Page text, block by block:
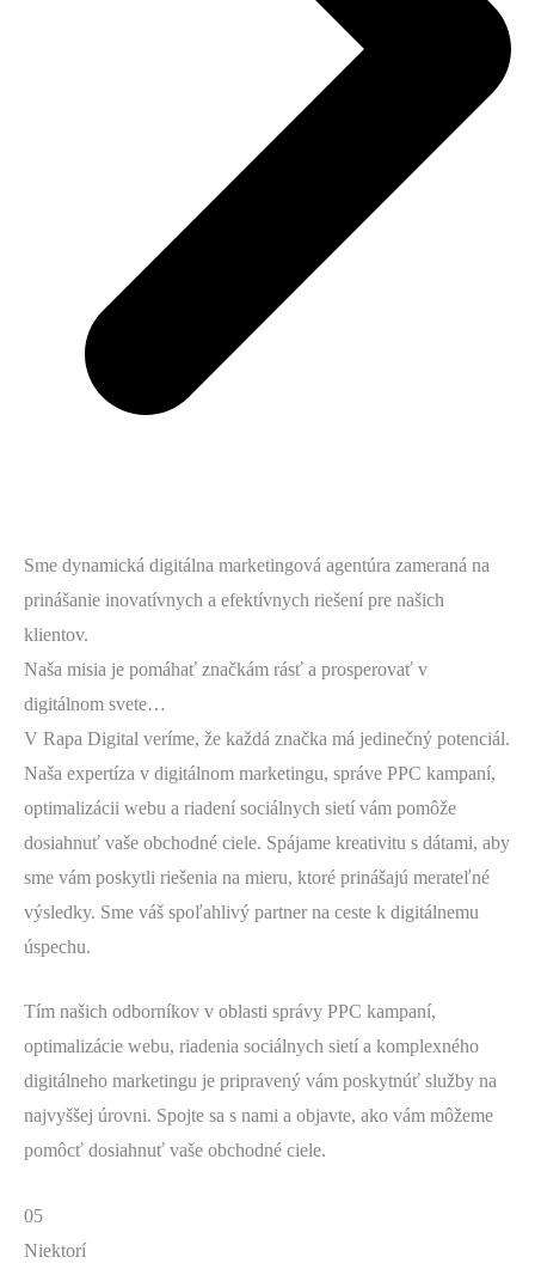
Sme dynamická digitálna marketingová agentúra zameraná na
prinášanie inovatívnych a efektívnych riešení pre našich
klientov.
Naša misia je pomáhať značkám rásť a prosperovať v
digitálnom svete…
V Rapa Digital veríme, že každá značka má jedinečný potenciál.
Naša expertíza v digitálnom marketingu, správe PPC kampaní,
optimalizácii webu a riadení sociálnych sietí vám pomôže
dosiahnuť vaše obchodné ciele. Spájame kreativitu s dátami, aby
sme vám poskytli riešenia na mieru, ktoré prinášajú merateľné
výsledky. Sme váš spoľahlivý partner na ceste k digitálnemu
úspechu.
Tím našich odborníkov v oblasti správy PPC kampaní,
optimalizácie webu, riadenia sociálnych sietí a komplexného
digitálneho marketingu je pripravený vám poskytnúť služby na
najvyššej úrovni. Spojte sa s nami a objavte, ako vám môžeme
pomôcť dosiahnuť vaše obchodné ciele.
05
Niektorí